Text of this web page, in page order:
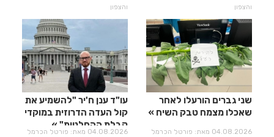
והצפון
והצפון
שני גברים הורעלו לאחר
שאכלו מצמח טבק השיח
04.08.2026 מאת: פורטל הכרמל
עו"ד ענן ח'יר "להשמיע את
קול העדה הדרוזית במוקדי
קבלת ההחלטות"
04.08.2026 מאת: פורטל הכרמל